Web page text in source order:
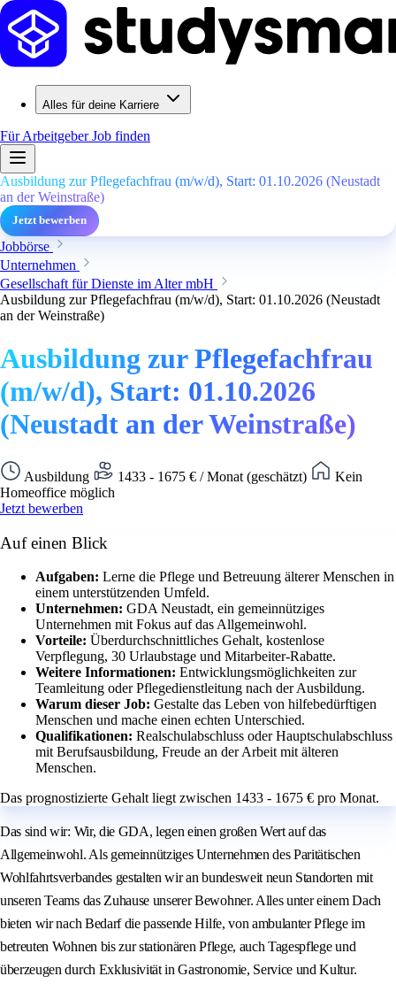
Alles für deine Karriere
Für ArbeitgeberJob finden
Ausbildung zur Pflegefachfrau (m/w/d), Start: 01.10.2026 (Neustadt
an der Weinstraße)
Jetzt bewerben
Jobbörse
Unternehmen
Gesellschaft für Dienste im Alter mbH
Ausbildung zur Pflegefachfrau (m/w/d), Start: 01.10.2026 (Neustadt
an der Weinstraße)
Ausbildung zur Pflegefachfrau
(m/w/d), Start: 01.10.2026
(Neustadt an der Weinstraße)
Ausbildung 1433 - 1675 € / Monat (geschätzt)
Kein
Homeoffice möglich
Jetzt bewerben
Auf einen Blick
Aufgaben: Lerne die Pflege und Betreuung älterer Menschen in
einem unterstützenden Umfeld.
Unternehmen: GDA Neustadt, ein gemeinnütziges
Unternehmen mit Fokus auf das Allgemeinwohl.
Vorteile: Überdurchschnittliches Gehalt, kostenlose
Verpflegung, 30 Urlaubstage und Mitarbeiter-Rabatte.
Weitere Informationen: Entwicklungsmöglichkeiten zur
Teamleitung oder Pflegedienstleitung nach der Ausbildung.
Warum dieser Job: Gestalte das Leben von hilfebedürftigen
Menschen und mache einen echten Unterschied.
Qualifikationen: Realschulabschluss oder Hauptschulabschluss
mit Berufsausbildung, Freude an der Arbeit mit älteren
Menschen.
Das prognostizierte Gehalt liegt zwischen 1433 - 1675 € pro Monat.
Das sind wir: Wir, die GDA, legen einen großen Wert auf das
Allgemeinwohl. Als gemeinnütziges Unternehmen des Paritätischen
Wohlfahrtsverbandes gestalten wir an bundesweit neun Standorten mit
unseren Teams das Zuhause unserer Bewohner. Alles unter einem Dach
bieten wir nach Bedarf die passende Hilfe, von ambulanter Pflege im
betreuten Wohnen bis zur stationären Pflege, auch Tagespflege und
überzeugen durch Exklusivität in Gastronomie, Service und Kultur.